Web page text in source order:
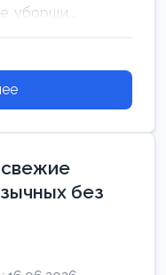
уборщи...
без